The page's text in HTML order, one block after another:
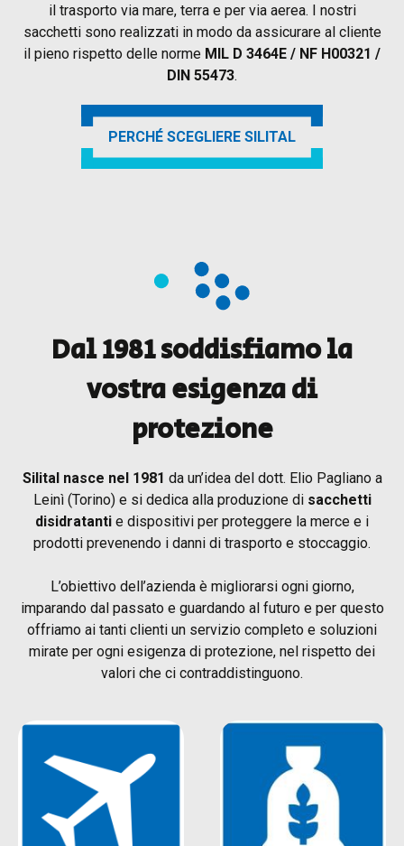
il trasporto via mare, terra e per via aerea. I nostri
sacchetti sono realizzati in modo da assicurare al cliente
il pieno rispetto delle norme MIL D 3464E / NF H00321 /
DIN 55473.
PERCHÉ SCEGLIERE SILITAL
Dal 1981 soddisfiamo la
vostra esigenza di
protezione
Silital nasce nel 1981 da un’idea del dott. Elio Pagliano a
Leinì (Torino) e si dedica alla produzione di sacchetti
disidratanti e dispositivi per proteggere la merce e i
prodotti prevenendo i danni di trasporto e stoccaggio.
L’obiettivo dell’azienda è migliorarsi ogni giorno,
imparando dal passato e guardando al futuro e per questo
offriamo ai tanti clienti un servizio completo e soluzioni
mirate per ogni esigenza di protezione, nel rispetto dei
valori che ci contraddistinguono.